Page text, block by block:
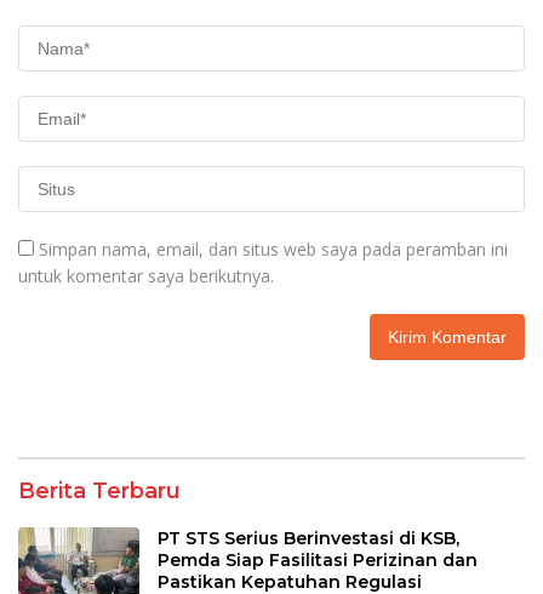
Simpan nama, email, dan situs web saya pada peramban ini
untuk komentar saya berikutnya.
Berita Terbaru
PT STS Serius Berinvestasi di KSB,
Pemda Siap Fasilitasi Perizinan dan
Pastikan Kepatuhan Regulasi